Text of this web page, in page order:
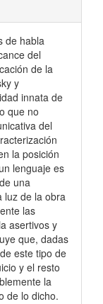
de habla
del
de la
y
innata de
que no
del
la posición
lenguaje es
una
luz de la obra
las
asertivos y
que, dadas
este tipo de
y el resto
la
de lo dicho.